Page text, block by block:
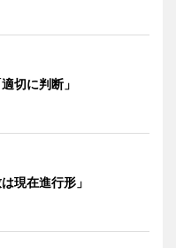
切に判断」
現在進行形」